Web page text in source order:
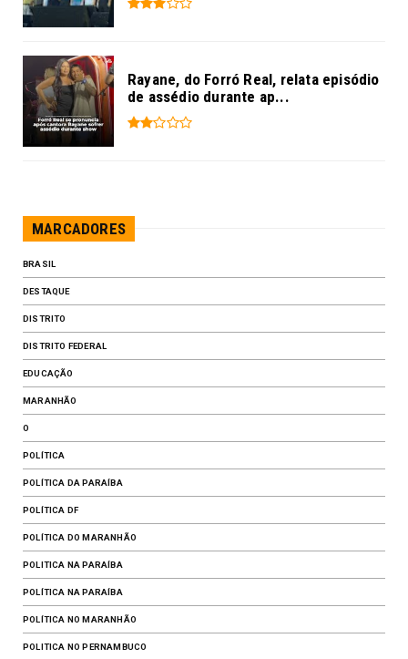
Rayane, do Forró Real, relata episódio
de assédio durante ap...
MARCADORES
BRASIL
DESTAQUE
DISTRITO
DISTRITO FEDERAL
EDUCAÇÃO
MARANHÃO
O
POLÍTICA
POLÍTICA DA PARAÍBA
POLÍTICA DF
​POLÍTICA DO MARANHÃO
POLITICA NA PARAÍBA
POLÍTICA NA PARAÍBA
POLÍTICA NO MARANHÃO
POLITICA NO PERNAMBUCO